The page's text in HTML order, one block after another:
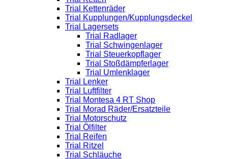
Trial Kettenräder
Trial Kupplungen/Kupplungsdeckel
Trial Lagersets
Trial Radlager
Trial Schwingenlager
Trial Steuerkopflager
Trial Stoßdämpferlager
Trial Umlenklager
Trial Lenker
Trial Luftfilter
Trial Montesa 4 RT Shop
Trial Morad Räder/Ersatzteile
Trial Motorschutz
Trial Ölfilter
Trial Reifen
Trial Ritzel
Trial Schläuche